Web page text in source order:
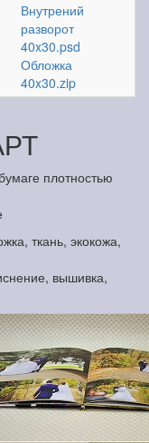
Внутрений
разворот
40x30.psd
Обложка
40x30.zip
плотностью
ткань, экокожа,
вышивка,